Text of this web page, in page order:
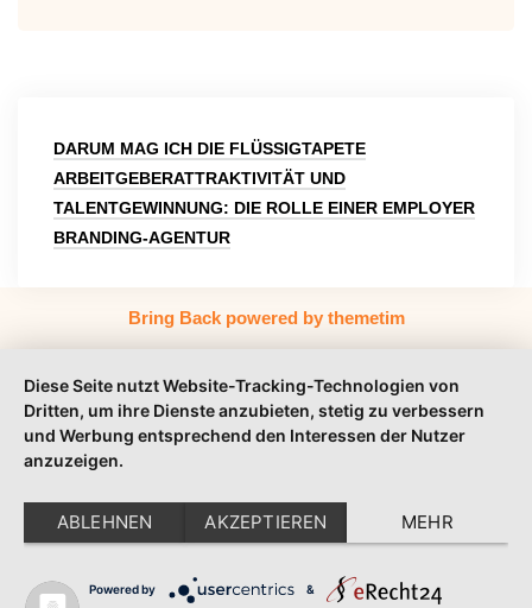
DARUM MAG ICH DIE FLÜSSIGTAPETE
ARBEITGEBERATTRAKTIVITÄT UND
TALENTGEWINNUNG: DIE ROLLE EINER EMPLOYER
BRANDING-AGENTUR
Bring Back powered by themetim
Diese Seite nutzt Website-Tracking-Technologien von
Dritten, um ihre Dienste anzubieten, stetig zu verbessern
und Werbung entsprechend den Interessen der Nutzer
anzuzeigen.
ABLEHNEN AKZEPTIEREN MEHR
Powered by &